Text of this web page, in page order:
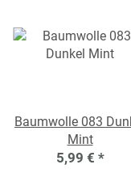
Baumwolle 083
Mint
5,99 € *